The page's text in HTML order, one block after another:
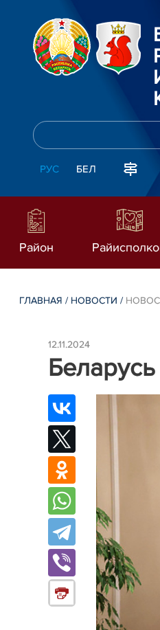
РУС БЕЛ
Район
ГЛАВНАЯ / НОВОСТИ /
12.11.2024